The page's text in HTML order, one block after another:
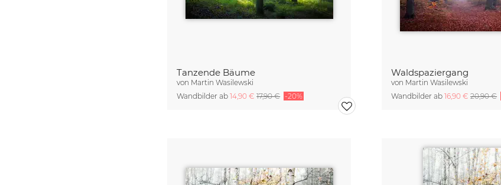
Tanzende Bäume
von Martin Wasilewski
Wandbilder ab14,90 €17,90 € -20%
Waldspaziergang
von Martin Wasilewski
Wandbilder ab16,90 €20,90 €